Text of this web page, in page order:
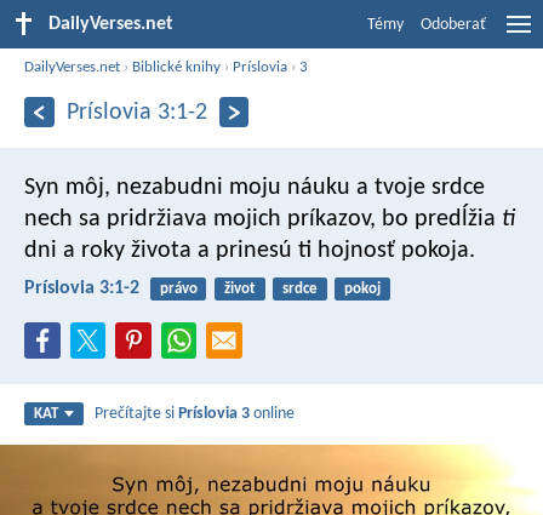
DailyVerses.net Témy Odoberať
DailyVerses.net › Biblické knihy › Príslovia ›3
Príslovia 3:1-2
Syn môj, nezabudni moju náuku a tvoje srdce
nech sa pridržiava mojich príkazov, bo predĺžia ti
dni a roky života a prinesú ti hojnosť pokoja.
Príslovia 3:1-2 právo život srdce pokoj
KAT Prečítajte siPríslovia 3 online